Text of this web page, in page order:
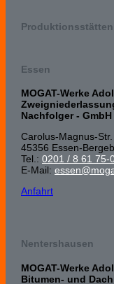
Produktionsstätten
Essen
MOGAT-Werke
Nachfolger - GmbH
Carolus-Magnus-
45356 Essen-
Tel.: 0201 / 8 61 75-
E-Mail:
Anfahrt
Nentershausen
MOGAT-Werke
Bitumen- und